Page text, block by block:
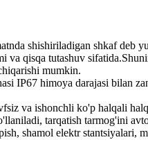
shishiriladigan shkaf deb
qisqa tutashuv
mumkin.
IP67 himoya darajasi bilan
va ishonchli ko'p halqali
tarqatish tarmog'ini
shamol elektr stantsiyalari,